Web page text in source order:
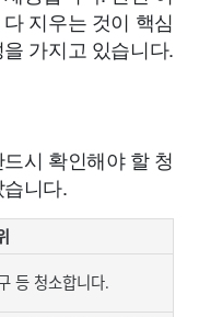
지우는 것이 핵심
가지고 있습니다.
시 확인해야 할 청
니다.
등 청소합니다.